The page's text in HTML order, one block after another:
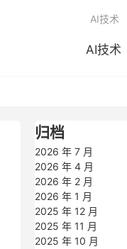
AI技术
AI技术
归档
2026 年 7 月
2026 年 4 月
2026 年 2 月
2026 年 1 月
2025 年 12 月
2025 年 11 月
2025 年 10 月